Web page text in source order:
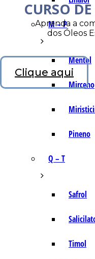
M – P
Mentol
Mirceno
Pineno
Q – T
Safrol
Timol
CURSO
Aprenda a
dos Óleos
Clique aqui